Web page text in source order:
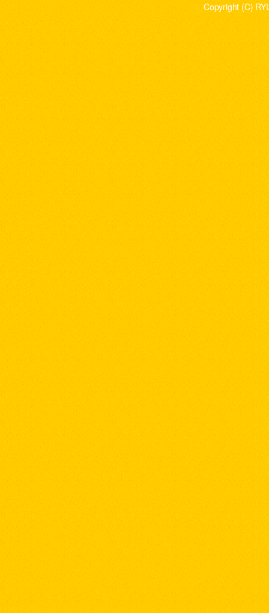
Copyright (C)